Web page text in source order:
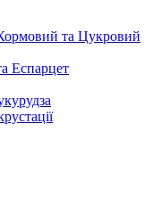
та Цукровий
Еспарцет